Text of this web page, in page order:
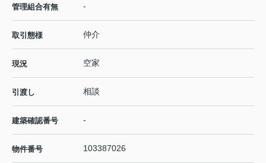
管理組合有無 -
取引態様 仲介
現況 空家
引渡し 相談
建築確認番号 -
物件番号 103387026